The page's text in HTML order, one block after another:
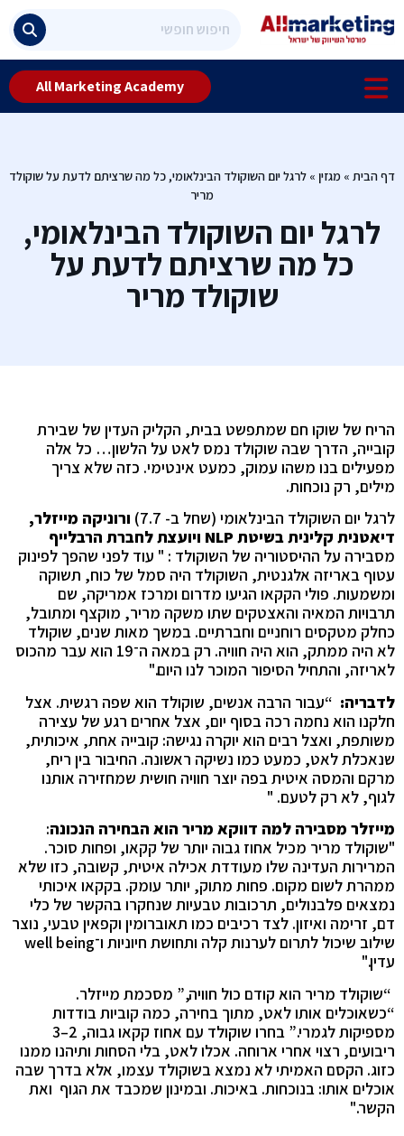
All Marketing Academy
דף הבית » מגזין » לרגל יום השוקולד הבינלאומי, כל מה שרציתם לדעת על שוקולד
מריר
לרגל יום השוקולד הבינלאומי,
כל מה שרציתם לדעת על
שוקולד מריר
הריח של שוקו חם שמתפשט בבית, הקליק העדין של שבירת
קובייה, הדרך שבה שוקולד נמס לאט על הלשון… כל אלה
מפעילים בנו משהו עמוק, כמעט אינטימי. כזה שלא צריך
מילים, רק נוכחות.
לרגל יום השוקולד הבינלאומי (שחל ב- 7.7)
ורוניקה מייזלר,
דיאטנית קלינית בשיטתNLP ויועצת לחברת הרבלייף
מסבירה על ההיסטוריה של השוקולד : " עוד לפני שהפך לפינוק
עטוף באריזה אלגנטית, השוקולד היה סמל של כוח, תשוקה
ומשמעות. פולי הקקאו הגיעו מדרום ומרכז אמריקה, שם
תרבויות המאיה והאצטקים שתו משקה מריר, מוקצף ומתובל,
כחלק מטקסים רוחניים וחברתיים. במשך מאות שנים, שוקולד
לא היה ממתק, הוא היה חוויה. רק במאה ה־19 הוא עבר מהכוס
לאריזה, והתחיל הסיפור המוכר לנו היום."
לדבריה: “עבור הרבה אנשים, שוקולד הוא שפה רגשית. אצל
חלקנו הוא נחמה רכה בסוף יום, אצל אחרים רגע של עצירה
משותפת, ואצל רבים הוא יוקרה נגישה: קובייה אחת, איכותית,
שנאכלת לאט, כמעט כמו נשיקה ראשונה. החיבור בין ריח,
מרקם והמסה איטית בפה יוצר חוויה חושית שמחזירה אותנו
לגוף, לא רק לטעם. "
מייזלר מסבירה למה דווקא מריר הוא הבחירה הנכונה:
"שוקולד מריר מכיל אחוז גבוה יותר של קקאו, ופחות סוכר.
המרירות העדינה שלו מעודדת אכילה איטית, קשובה, כזו שלא
ממהרת לשום מקום. פחות מתוק, יותר עומק. בקקאו איכותי
נמצאים פלבנולים, תרכובות טבעיות שנחקרו בהקשר של כלי
דם, זרימה ואיזון. לצד רכיבים כמו תאוברומין וקפאין טבעי, נוצר
שילוב שיכול לתרום לערנות קלה ותחושת חיוניות ו־well being
עדין."
“שוקולד מריר הוא קודם כול חוויה,” מסכמת מייזלר.
“כשאוכלים אותו לאט, מתוך בחירה, כמה קוביות בודדות
מספיקות לגמרי.” בחרו שוקולד עם אחוז קקאו גבוה, 2–3
ריבועים, רצוי אחרי ארוחה. אכלו לאט, בלי הסחות ותיהנו ממנו
כזוג. הקסם האמיתי לא נמצא בשוקולד עצמו, אלא בדרך שבה
אוכלים אותו: בנוכחות. באיכות. ובמינון שמכבד את הגוף ואת
הקשר."